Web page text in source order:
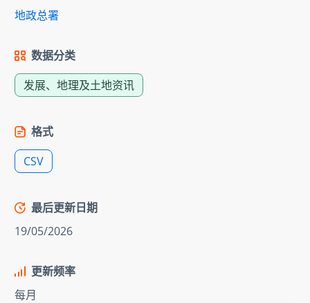
地政总署
数据分类
发展、地理及土地资讯
格式
CSV
最后更新日期
19/05/2026
更新频率
每月